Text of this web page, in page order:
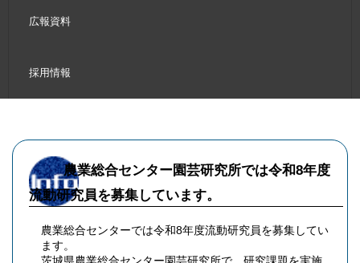
広報資料
採用情報
農業総合センター園芸研究所では令和8年度
流動研究員を募集しています。
農業総合センターでは令和8年度流動研究員を募集してい
ます。